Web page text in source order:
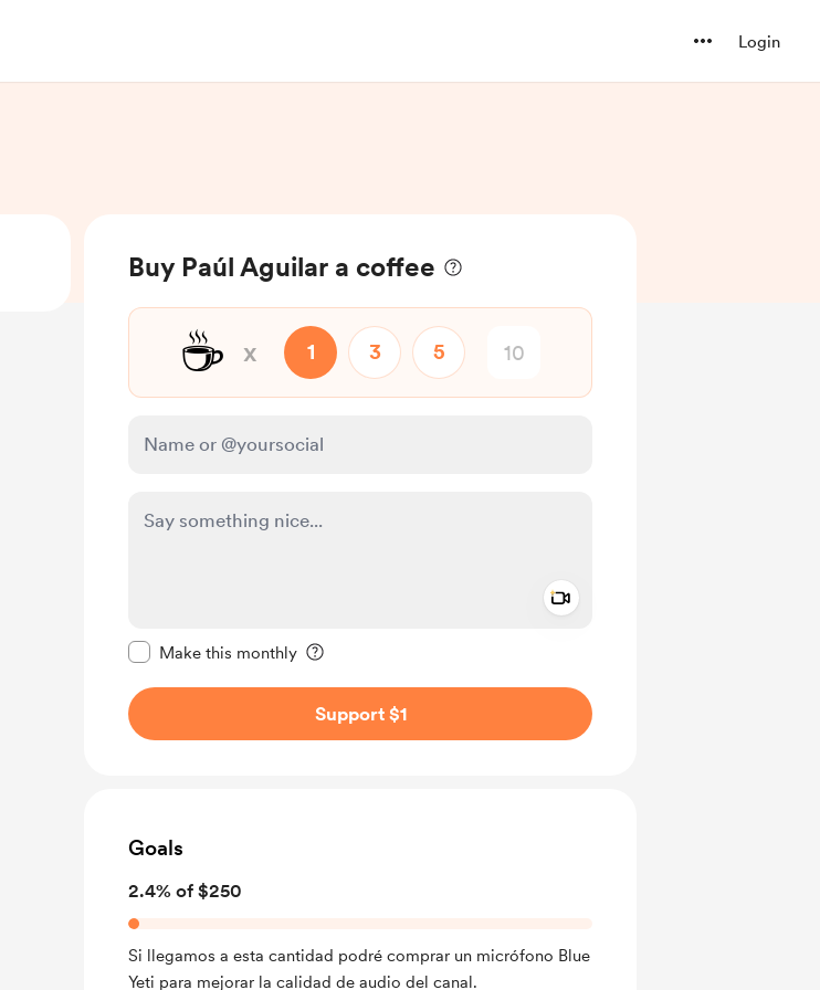
Login
Buy Paúl Aguilar a coffee
☕ x 1 3 5
Make this monthly
Support $1
Goals
2.4% of $250
Si llegamos a esta cantidad podré comprar un micrófono Blue
Yeti para mejorar la calidad de audio del canal.